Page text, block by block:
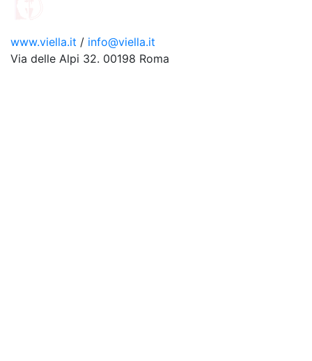
www.viella.it / info@viella.it
Via delle Alpi 32. 00198 Roma